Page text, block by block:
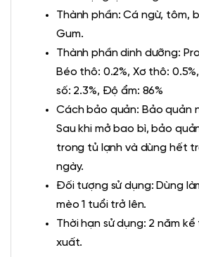
Thành phần: Cá ngừ, tôm,
Gum.
Thành phần dinh dưỡng:
Béo thô: 0.2%, Xơ thô:
số: 2.3%, Độ ẩm: 86%
Cách bảo quản: Bảo quản
Sau khi mở bao bì, bảo
trong tủ lạnh và dùng hết
ngày.
Đối tượng sử dụng: Dùng
mèo 1 tuổi trở lên.
Thời hạn sử dụng: 2 năm
xuất.